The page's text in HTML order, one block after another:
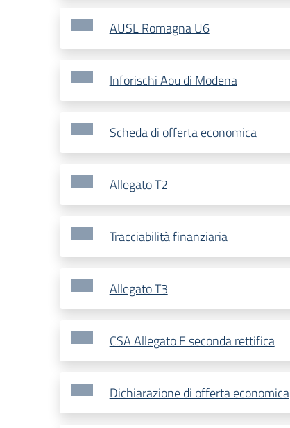
AUSL Romagna U6
Inforischi Aou di Modena
Scheda di offerta economica
Allegato T2
Tracciabilità finanziaria
Allegato T3
CSA Allegato E seconda rettifica
Dichiarazione di offerta economica